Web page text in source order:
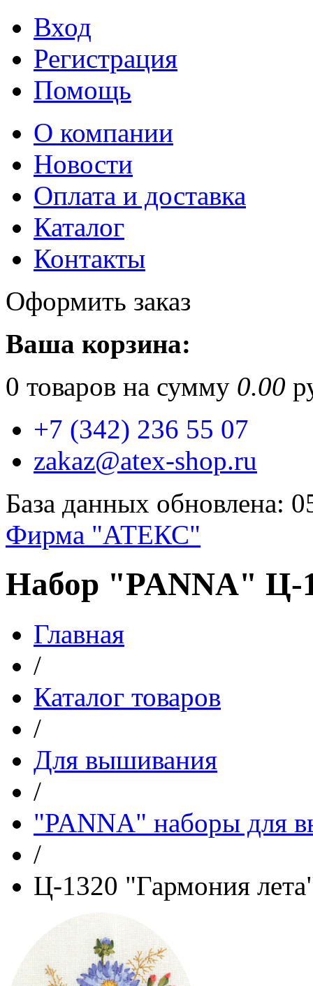
Вход
Регистрация
Помощь
О компании
Новости
Оплата и доставка
Каталог
Контакты
Оформить заказ
Ваша корзина:
0 товаров на сумму 0.00
+7 (342) 236 55 07
zakaz@atex-shop.ru
База данных обновлена:
Фирма "АТЕКС"
Набор "PANNA" Ц-
Главная
/
Каталог товаров
/
Для вышивания
/
"PANNA" наборы для
/
Ц-1320 "Гармония